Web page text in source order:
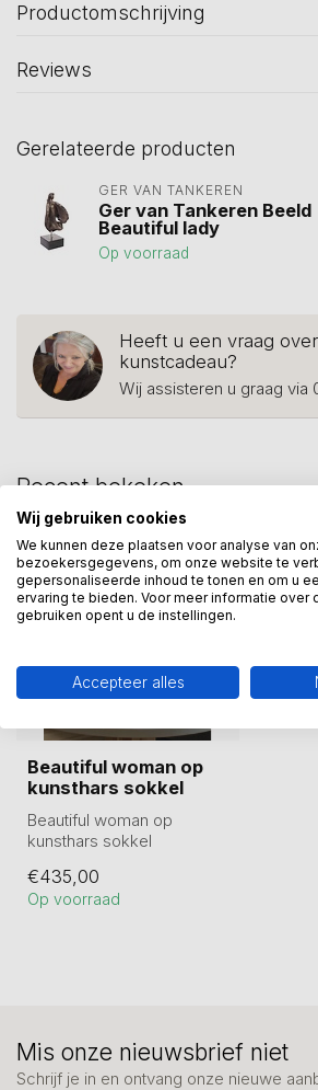
Productomschrijving
Reviews
Gerelateerde producten
GER VAN TANKEREN
Ger van Tankeren Beeld
Beautiful lady
Op voorraad
Heeft u een vraag
kunstcadeau?
Wij assisteren u graag via
Recent bekeken
Beautiful woman op
kunsthars sokkel
Beautiful woman op
kunsthars sokkel
brons.
Artikelnummer...
€435,00
Op voorraad
Mis onze nieuwsbrief niet
Schrijf je in en ontvang onze nieuwe
Wij gebruiken cookies
We kunnen deze plaatsen voor analyse van
bezoekersgegevens, om onze website te
gepersonaliseerde inhoud te tonen en om u
ervaring te bieden. Voor meer informatie over
gebruiken opent u de instellingen.
Accepteer alles